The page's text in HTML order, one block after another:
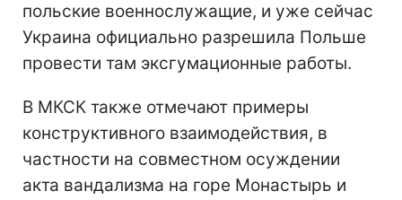
польские военнослужащие, и уже сейчас
Украина официально разрешила Польше
провести там эксгумационные работы.
В МКСК также отмечают примеры
конструктивного взаимодействия, в
частности на совместном осуждении
акта вандализма на горе Монастырь и